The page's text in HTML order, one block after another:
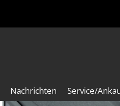
Nachrichten Service/